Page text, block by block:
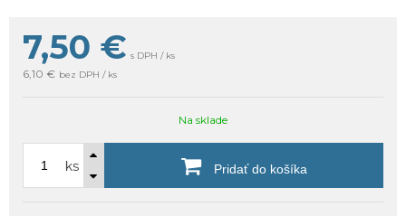
7,50 € s DPH / ks
6,10 € bez DPH / ks
Na sklade
ks Pridať do košíka